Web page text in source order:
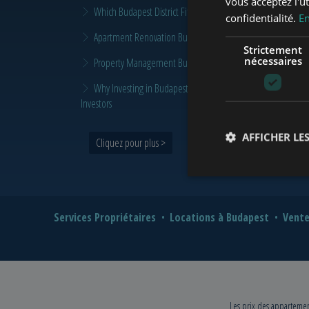
Which Budapest District Fits Which Property Investor in 2026?
Apartment Renovation Budapest: How to Plan a Smarter
Property Management Budapest: When Does It Make Sense
Why Investing in Budapest Real Estate is a Smart Move in
Investors
Cliquez pour plus >
Services Propriétaires Locations à Budapest
Les prix des
confidentialité.
Strictement
nécessaires
AFFICHER